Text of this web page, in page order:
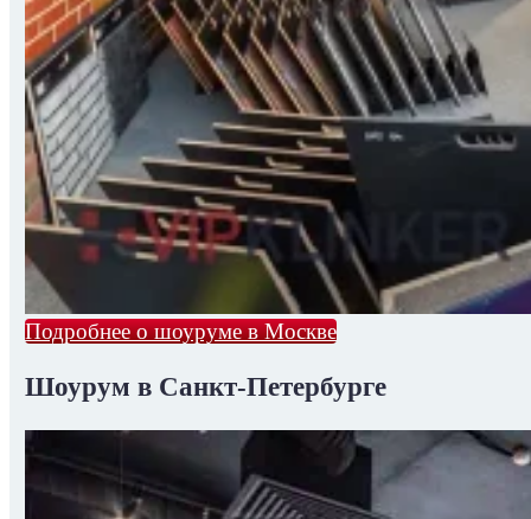
Подробнее о шоуруме в Москве
Шоурум в Санкт-Петербурге